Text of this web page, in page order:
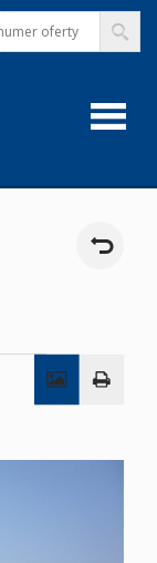
Strona